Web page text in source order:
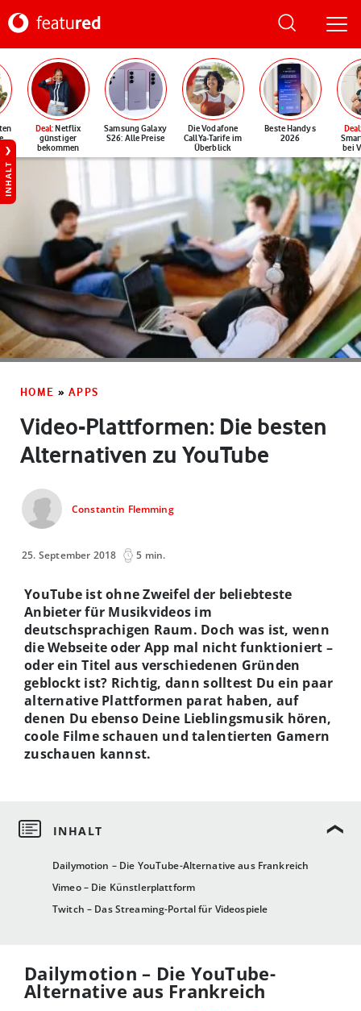
Deal: Netflix
günstiger
bekommen
Samsung Galaxy
S26: Alle Preise
Die Vodafone
CallYa-Tarife im
Überblick
Beste Handys
2026
Deal
bei
INHALT
HOME » APPS
Video-Plattformen: Die besten
Alternativen zu YouTube
Constantin Flemming
25. September 2018 5 min.
Dailymotion – Die YouTube-Alternative aus Frankreich
Vimeo – Die Künstlerplattform
Twitch – Das Streaming-Portal für Videospiele
YouTube ist ohne Zweifel der beliebteste
Anbieter für Musikvideos im
deutschsprachigen Raum. Doch was ist, wenn
die Webseite oder App mal nicht funktioniert –
oder ein Titel aus verschiedenen Gründen
geblockt ist? Richtig, dann solltest Du ein paar
alternative Plattformen parat haben, auf
denen Du ebenso Deine Lieblingsmusik hören,
coole Filme schauen und talentierten Gamern
zuschauen kannst.
Dailymotion – Die YouTube-
Alternative aus Frankreich